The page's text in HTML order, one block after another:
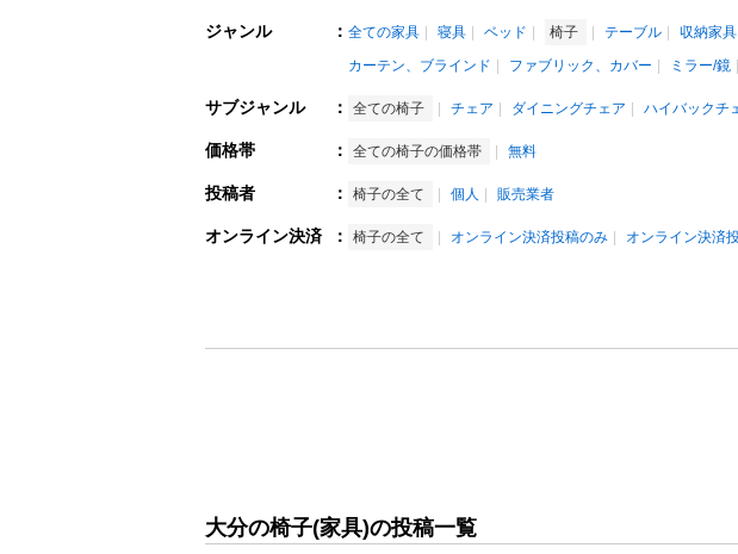
ジャンル ： 全ての家具 寝具 ベッド 椅子 テーブル 収納家具
カーテン、ブラインド
ファブリック、カバー ミラー/鏡
サブジャンル ： 全ての椅子 チェア ダイニングチェア ハイバックチ
価格帯 ： 全ての椅子の価格帯 無料
投稿者 ： 椅子の全て 個人 販売業者
オンライン決済 ： 椅子の全て オンライン決済投稿のみ オンライン決済
大分の椅子(家具)の投稿一覧